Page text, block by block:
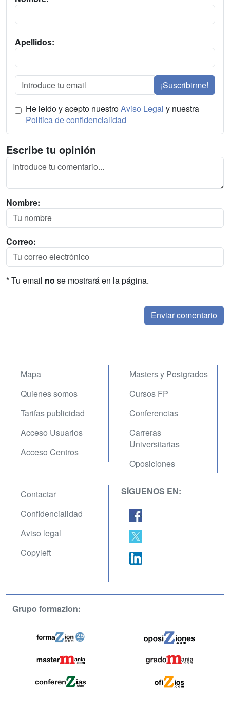
Apellidos:
¡Suscribirme!
He leído y acepto nuestroAviso Legal y nuestra
Política de confidencialidad
Escribe tu opinión
Nombre:
Correo:
* Tu email no se mostrará en la página.
Mapa
Quienes somos
Tarifas publicidad
Acceso Usuarios
Acceso Centros
Masters y Postgrados
Cursos FP
Conferencias
Carreras
Universitarias
Oposiciones
Contactar
Confidencialidad
Aviso legal
Copyleft
SÍGUENOS EN:
Grupo formazion: